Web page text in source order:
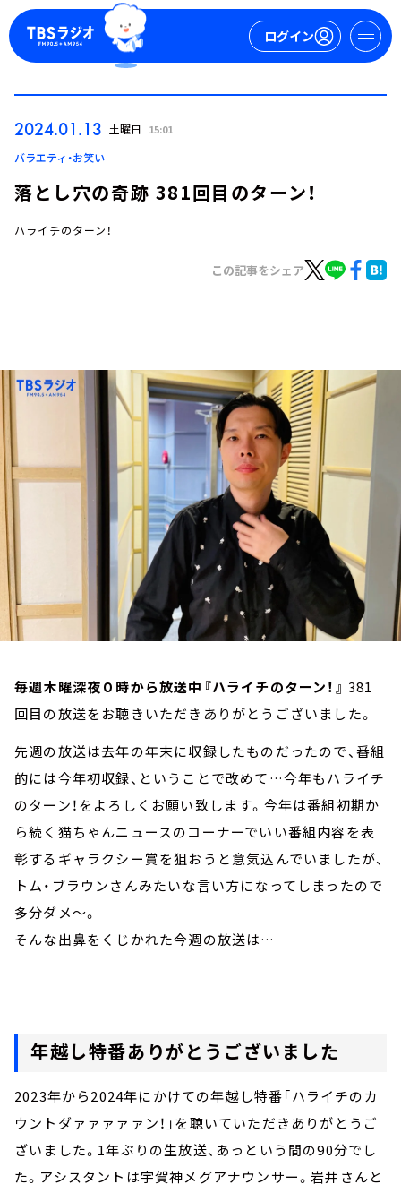
ログイン
ログイン
トピックス
TBS Podcast
お知らせ
イベント・グッズ
会社情報
2024.01.13 土曜日 15:01
バラエティ・お笑い
落とし穴の奇跡 381回目のターン！
ハライチのターン！
この記事をシェア
毎週木曜深夜０時から放送中『ハライチのターン！』 381
回目の放送をお聴きいただきありがとうございました。
先週の放送は去年の年末に収録したものだったので、番組
的には今年初収録、ということで改めて…今年もハライチ
のターン！をよろしくお願い致します。今年は番組初期か
ら続く猫ちゃんニュースのコーナーでいい番組内容を表
彰するギャラクシー賞を狙おうと意気込んでいましたが、
トム・ブラウンさんみたいな言い方になってしまったので
多分ダメ～。
そんな出鼻をくじかれた今週の放送は…
年越し特番ありがとうございました
2023年から2024年にかけての年越し特番「ハライチのカ
ウントダァァァァァン！」を聴いていただきありがとうご
ざいました。1年ぶりの生放送、あっという間の90分でし
た。アシスタントは宇賀神メグアナウンサー。岩井さんと